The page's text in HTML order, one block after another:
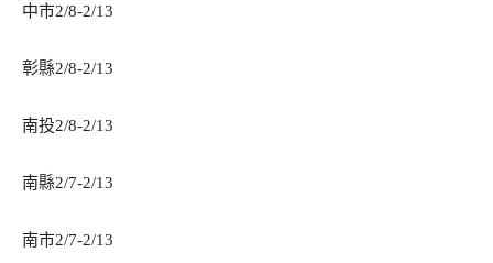
中市2/8-2/13
彰縣2/8-2/13
南投2/8-2/13
南縣2/7-2/13
南市2/7-2/13